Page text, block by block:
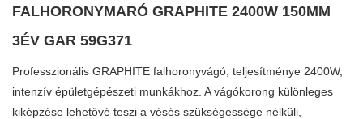
FALHORONYMARÓ GRAPHITE 2400W 150MM
3ÉV GAR 59G371
Professzionális GRAPHITE falhoronyvágó, teljesítménye 2400W,
intenzív épületgépészeti munkákhoz. A vágókorong különleges
kiképzése lehetővé teszi a vésés szükségessége nélküli,